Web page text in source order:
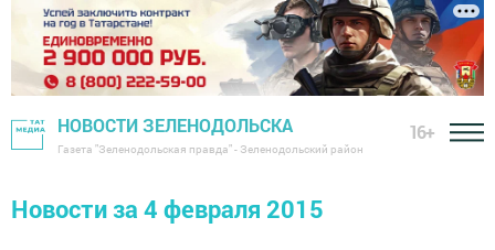
НОВОСТИ ЗЕЛЕНОДОЛЬСКА
Газета "Зеленодольская правда" - Зеленодольский район
16+
Новости за 4 февраля 2015